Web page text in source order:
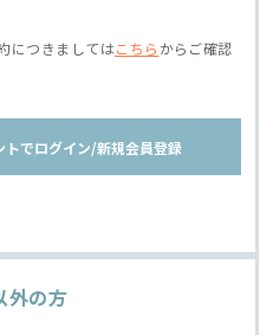
につきましてはこちら からご確認
トでログイン/新規会員登録
外の方